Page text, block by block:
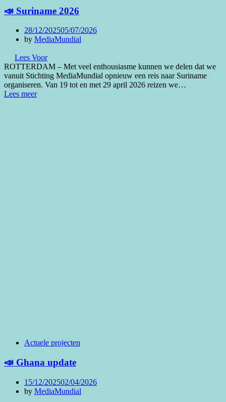
📣 Suriname 2026
Posted
on
28/12/202505/07/2026
by MediaMundial
Lees Voor
ROTTERDAM – Met veel enthousiasme kunnen we delen dat we
vanuit Stichting MediaMundial opnieuw een reis naar Suriname
organiseren. Van 19 tot en met 29 april 2026 reizen we…
Lees meer
Actuele projecten
📣 Ghana update
Posted
on
15/12/202502/04/2026
by MediaMundial